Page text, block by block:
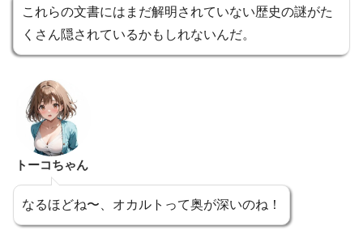
これらの文書にはまだ解明されていない歴史の謎がた
くさん隠されているかもしれないんだ。
トーコちゃん
なるほどね〜、オカルトって奥が深いのね！